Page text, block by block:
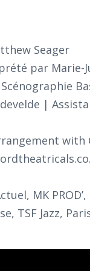
Seager
par Marie-
|
MK
TSF Jazz,